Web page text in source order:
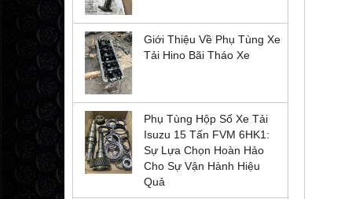
Giới Thiệu Về Phụ Tùng Xe
Tải Hino Bãi Tháo Xe
Phụ Tùng Hộp Số Xe Tải
Isuzu 15 Tấn FVM 6HK1:
Sự Lựa Chọn Hoàn Hảo
Cho Sự Vận Hành Hiệu
Quả